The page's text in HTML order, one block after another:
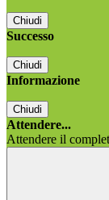
Chiudi
Successo
Chiudi
Informazione
Chiudi
Attendere...
Attendere il